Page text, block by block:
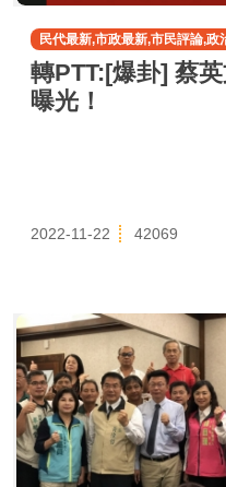
民代最新,市政最新,市民評論,
轉PTT:[爆卦] 蔡
曝光！
2022-11-22 42069